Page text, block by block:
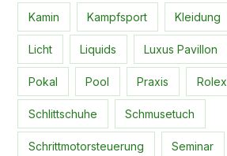
Kamin Kampfsport Kleidung
Licht Liquids Luxus Pavillon
Pokal Pool Praxis Rolex
Schlittschuhe Schmusetuch
Schrittmotorsteuerung Seminar